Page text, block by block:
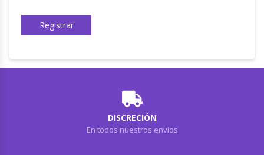
DISCRECIÓN
En todos nuestros envíos